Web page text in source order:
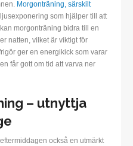
Morgonträning, särskilt
som hjälper till att
morgonträning bidra till en
natten, vilket är viktigt för
ger en energikick som varar
får gott om tid att varva ner
– utnyttja
också en utmärkt